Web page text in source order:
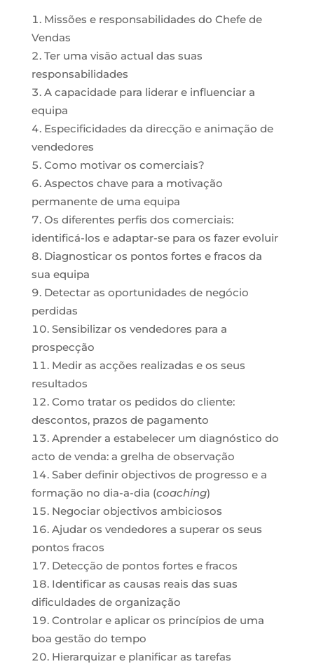
Missões e responsabilidades do Chefe de
Vendas
Ter uma visão actual das suas
responsabilidades
A capacidade para liderar e influenciar a
equipa
Especificidades da direcção e animação de
vendedores
Como motivar os comerciais?
Aspectos chave para a motivação
permanente de uma equipa
Os diferentes perfis dos comerciais:
identificá-los e adaptar-se para os fazer evoluir
Diagnosticar os pontos fortes e fracos da
sua equipa
Detectar as oportunidades de negócio
perdidas
Sensibilizar os vendedores para a
prospecção
Medir as acções realizadas e os seus
resultados
Como tratar os pedidos do cliente:
descontos, prazos de pagamento
Aprender a estabelecer um diagnóstico do
acto de venda: a grelha de observação
Saber definir objectivos de progresso e a
formação no dia-a-dia (coaching)
Negociar objectivos ambiciosos
Ajudar os vendedores a superar os seus
pontos fracos
Detecção de pontos fortes e fracos
Identificar as causas reais das suas
dificuldades de organização
Controlar e aplicar os princípios de uma
boa gestão do tempo
Hierarquizar e planificar as tarefas